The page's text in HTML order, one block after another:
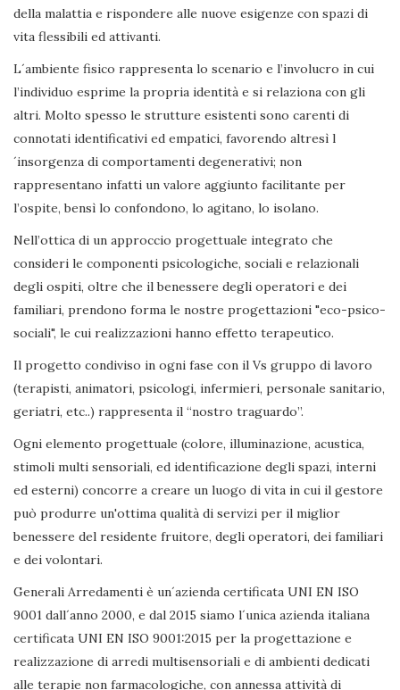
della malattia e rispondere alle nuove esigenze con spazi di
vita flessibili ed attivanti.
L´ambiente fisico rappresenta lo scenario e l’involucro in cui
l’individuo esprime la propria identità e si relaziona con gli
altri. Molto spesso le strutture esistenti sono carenti di
connotati identificativi ed empatici, favorendo altresì l
´insorgenza di comportamenti degenerativi; non
rappresentano infatti un valore aggiunto facilitante per
l’ospite, bensì lo confondono, lo agitano, lo isolano.
Nell’ottica di un approccio progettuale integrato che
consideri le componenti psicologiche, sociali e relazionali
degli ospiti, oltre che il benessere degli operatori e dei
familiari, prendono forma le nostre progettazioni "eco-psico-
sociali", le cui realizzazioni hanno effetto terapeutico.
Il progetto condiviso in ogni fase con il Vs gruppo di lavoro
(terapisti, animatori, psicologi, infermieri, personale sanitario,
geriatri, etc..) rappresenta il “nostro traguardo”.
Ogni elemento progettuale (colore, illuminazione, acustica,
stimoli multi sensoriali, ed identificazione degli spazi, interni
ed esterni) concorre a creare un luogo di vita in cui il gestore
può produrre un'ottima qualità di servizi per il miglior
benessere del residente fruitore, degli operatori, dei familiari
e dei volontari.
Generali Arredamenti è un´azienda certificata UNI EN ISO
9001 dall´anno 2000, e dal 2015 siamo l´unica azienda italiana
certificata UNI EN ISO 9001:2015 per la progettazione e
realizzazione di arredi multisensoriali e di ambienti dedicati
alle terapie non farmacologiche, con annessa attività di